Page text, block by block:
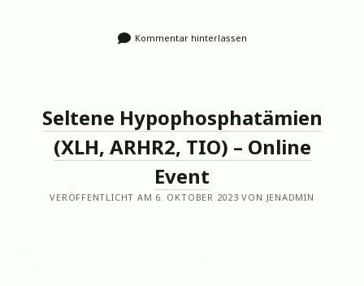
Kommentar hinterlassen
Seltene Hypophosphatämien
(XLH, ARHR2, TIO) – Online
Event
VERÖFFENTLICHT AM 6. OKTOBER 2023 VON JENADMIN